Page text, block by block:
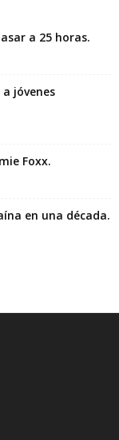
a 25 horas.
jóvenes
Foxx.
en una década.